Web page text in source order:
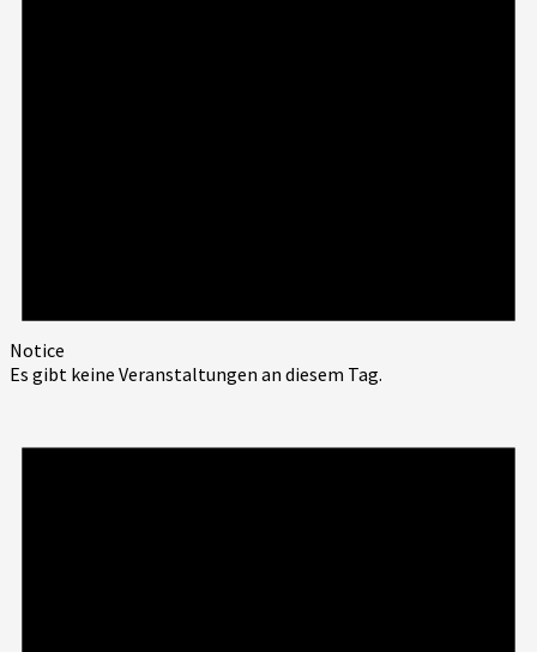
Notice
Es gibt keine Veranstaltungen an diesem Tag.